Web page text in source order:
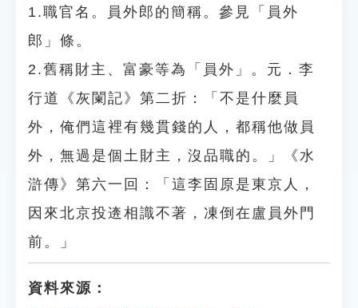
1.職官名。員外郎的簡稱。參見「員外
郎」條。
2.舊稱財主、富豪等為「員外」。元．李
行道《灰闌記》第二折：「不是什麼員
外，俺們這裡有幾貫錢的人，都稱他做員
外，無過是個土財主，沒品職的。」《水
滸傳》第六一回：「這李固原是東京人，
因來北京投逩相識不著，凍倒在盧員外門
前。」
資料來源：